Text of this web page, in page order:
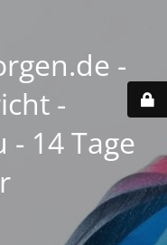
-
-
14 Tage